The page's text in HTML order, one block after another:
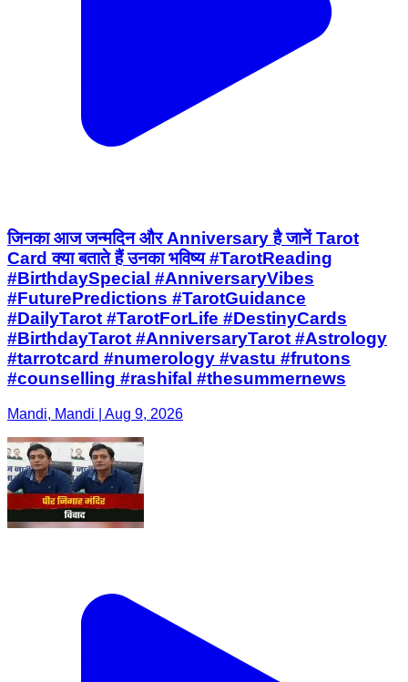
जिनका आज जन्मदिन और Anniversary है जानें Tarot
Card क्या बताते हैं उनका भविष्य #TarotReading
#BirthdaySpecial #AnniversaryVibes
#FuturePredictions #TarotGuidance
#DailyTarot #TarotForLife #DestinyCards
#BirthdayTarot #AnniversaryTarot #Astrology
#tarrotcard #numerology #vastu #frutons
#counselling #rashifal #thesummernews
Mandi, Mandi | Aug 9, 2026